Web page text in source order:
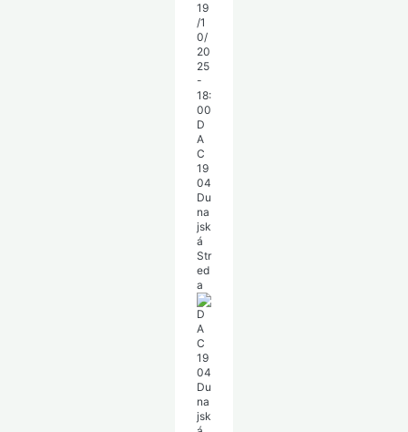
19
/1
0/
20
25
-
18:
00
D
A
C
19
04
Du
na
jsk
á
Str
ed
a